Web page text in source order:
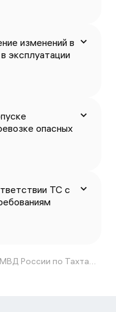
изменений в
эксплуатации
опасных
ТС с
Отдел Госавтоинспекции Отдела МВД России по Тахтамукайскому району